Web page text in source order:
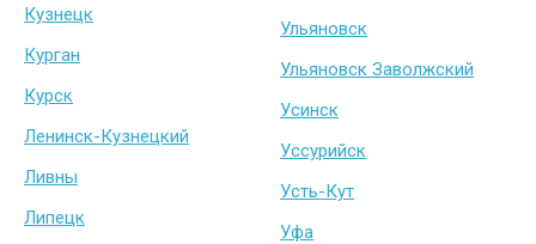
Кузнецк
Курган
Курск
Ленинск-Кузнецкий
Ливны
Липецк
Ульяновск
Ульяновск Заволжский
Усинск
Уссурийск
Усть-Кут
Уфа